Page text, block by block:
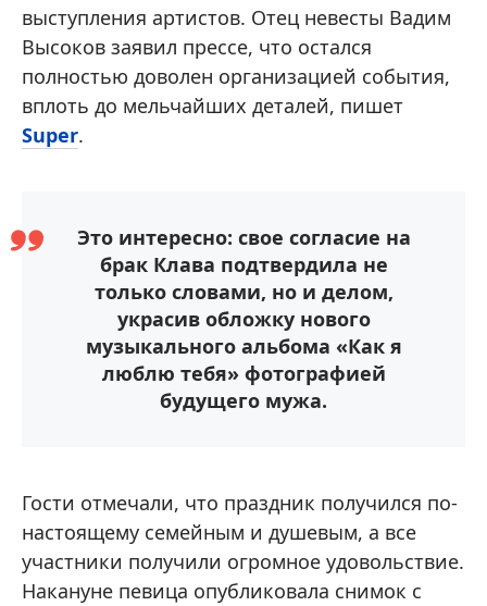
выступления артистов. Отец невесты Вадим
Высоков заявил прессе, что остался
полностью доволен организацией события,
вплоть до мельчайших деталей, пишет
Super.
Это интересно: свое согласие на
брак Клава подтвердила не
только словами, но и делом,
украсив обложку нового
музыкального альбома «Как я
люблю тебя» фотографией
будущего мужа.
Гости отмечали, что праздник получился по-
настоящему семейным и душевым, а все
участники получили огромное удовольствие.
Накануне певица опубликовала снимок с